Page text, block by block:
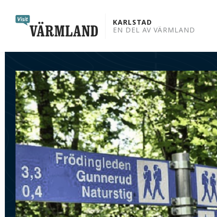
content
KARLSTAD
EN DEL AV VÄRMLAND